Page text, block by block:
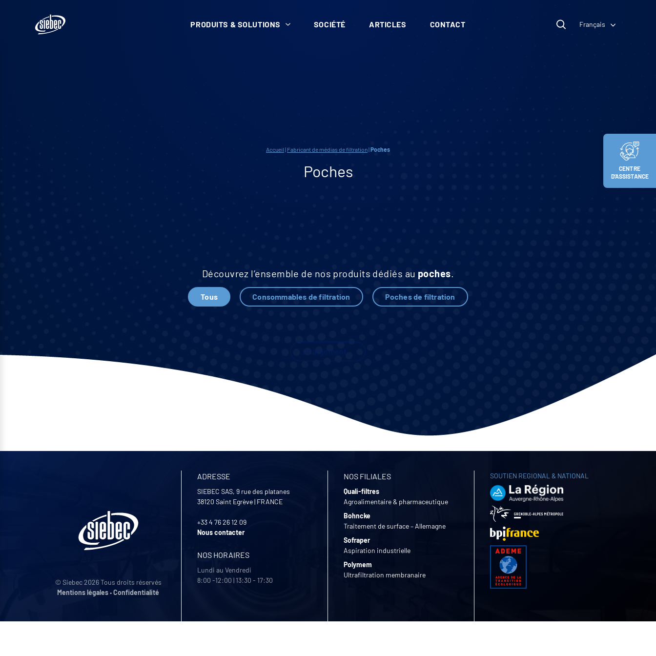
CENTRE
D’ASSISTANCE
PRODUITS & SOLUTIONS SOCIÉTÉ ARTICLES CONTACT Français
Accueil | Fabricant de médias de filtration|Poches
Poches
Découvrez l’ensemble de nos produits dédiés au poches.
Tous Consommables de filtration Poches de filtration
Chargement…
© Siebec 2026 Tous droits réservés
Mentions légales•Confidentialité
ADRESSE
SIEBEC SAS, 9 rue des platanes
38120 Saint Egrève| FRANCE
+33 4 76 26 12 09
Nous contacter
NOS HORAIRES
Lundi au Vendredi
8:00 -12:00 | 13:30 - 17:30
NOS FILIALES
Quali-filtres
Agroalimentaire & pharmaceutique
Bohncke
Traitement de surface – Allemagne
Sofraper
Aspiration industrielle
Polymem
Ultrafiltration membranaire
SOUTIEN REGIONAL & NATIONAL